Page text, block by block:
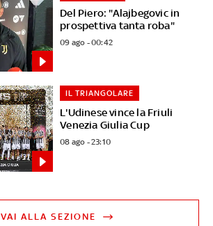
Del Piero: "Alajbegovic in
prospettiva tanta roba"
09 ago - 00:42
L'Udinese vince la Friuli
Venezia Giulia Cup
IL TRIANGOLARE
08 ago - 23:10
VAI ALLA SEZIONE